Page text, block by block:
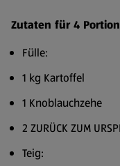
Zutaten für 4
Fülle:
1 kg Kartoffel
1 Knoblauchzehe
2 ZURÜCK ZUM
Teig: